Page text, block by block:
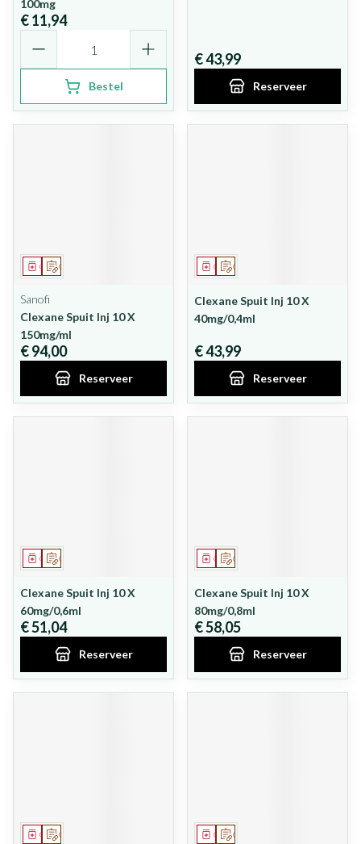
100mg
€ 11,94
Bestel
€ 43,99
Reserveer
Op voorschrift
Geneesmiddel
Sanofi
Clexane Spuit Inj 10 X
150mg/ml
€ 94,00
Reserveer
Op voorschrift
Geneesmiddel
Clexane Spuit Inj 10 X
40mg/0,4ml
€ 43,99
Reserveer
Op voorschrift
Geneesmiddel
Clexane Spuit Inj 10 X
60mg/0,6ml
€ 51,04
Reserveer
Op voorschrift
Geneesmiddel
Clexane Spuit Inj 10 X
80mg/0,8ml
€ 58,05
Reserveer
Op voorschrift
Geneesmiddel Op voorschrift
Geneesmiddel